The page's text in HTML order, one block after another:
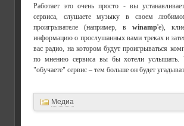
Работает это очень просто - вы
сервиса, слушаете музыку в своем
проигрывателе (например, в winamp'е),
информацию о прослушанных вами треках и
вас радио, на котором будут проигрываться
по мнению сервиса вы бы хотели
"обучаете" сервис – тем больше он будет
Медиа